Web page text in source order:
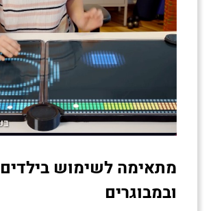
מתאימה לשימוש בילדים
ובמבוגרים